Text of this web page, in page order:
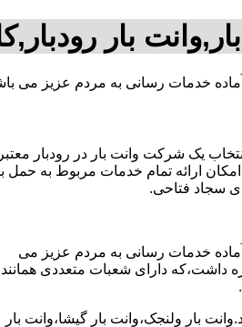
بار
خدمات رسانی به مردم عزیز می
یک شرکت وانت بار در رودبار
ارائه تمام خدمات مربوط به
آماده خدمات رسانی به مردم عزیز می
داشت،که دارای شعبات متعددی همانند
بار ولنجک،وانت بار گیشا،وانت بار